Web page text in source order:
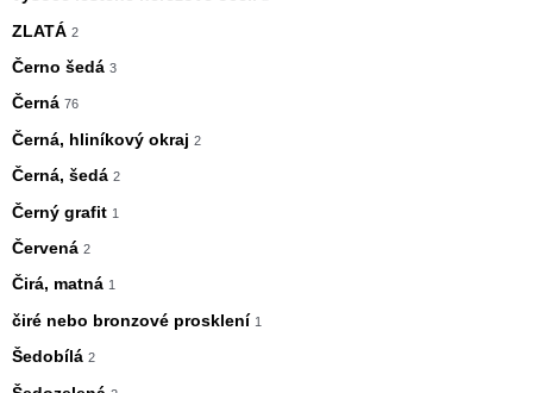
ZLATÁ 2
Černo šedá 3
Černá 76
Černá, hliníkový okraj 2
Černá, šedá 2
Černý grafit 1
Červená 2
Čirá, matná 1
čiré nebo bronzové prosklení 1
Šedobílá 2